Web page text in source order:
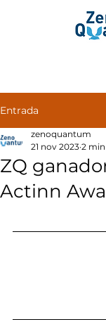
Entrada
ZQ
Actinn
zenoquantum
21 nov 2023 2